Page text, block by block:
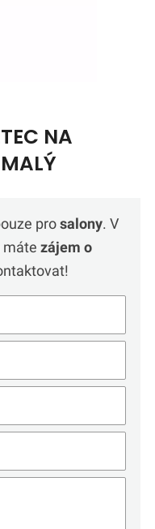
NA
prosalony. V
máte zájem o